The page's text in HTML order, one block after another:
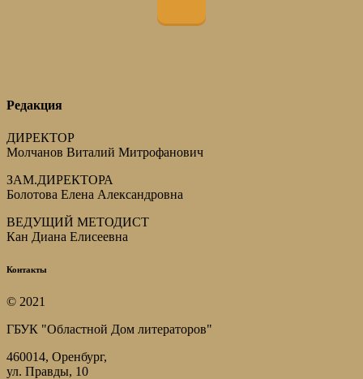
Редакция
ДИРЕКТОР
Молчанов Виталий Митрофанович
ЗАМ.ДИРЕКТОРА
Болотова Елена Александровна
ВЕДУЩИЙ МЕТОДИСТ
Кан Диана Елисеевна
Контакты
© 2021
ГБУК "Областной Дом литераторов"
460014, Оренбург,
ул. Правды, 10